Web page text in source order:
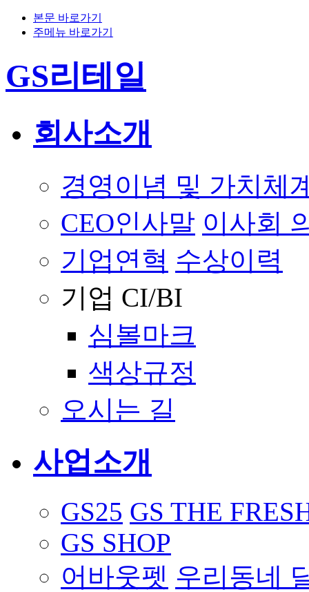
본문 바로가기
주메뉴 바로가기
GS리테일
회사소개
경영이념 및 가치체
CEO인사말 이사회
기업연혁 수상이력
기업 CI/BI
심볼마크
색상규정
오시는 길
사업소개
GS25 GS THE
GS SHOP
어바웃펫 우리동네